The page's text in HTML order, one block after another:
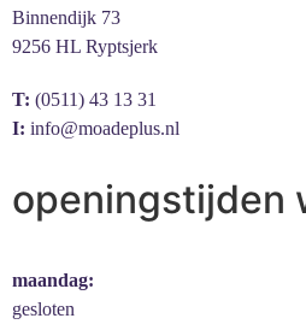
Binnendijk 73
9256 HL Ryptsjerk
T: (0511) 43 13 31
I: info@moadeplus.nl
openingstijden
maandag:
gesloten